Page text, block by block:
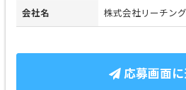
会社名 株式会社リーチング
応募画面